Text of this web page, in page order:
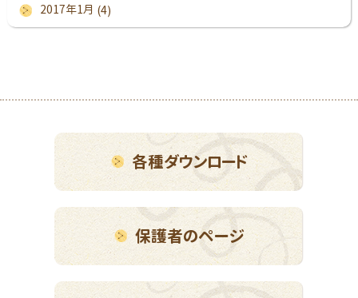
2017年1月 (4)
各種ダウンロード
保護者のページ